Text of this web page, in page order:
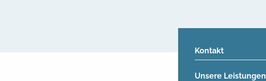
Kontakt
Unsere Leistungen